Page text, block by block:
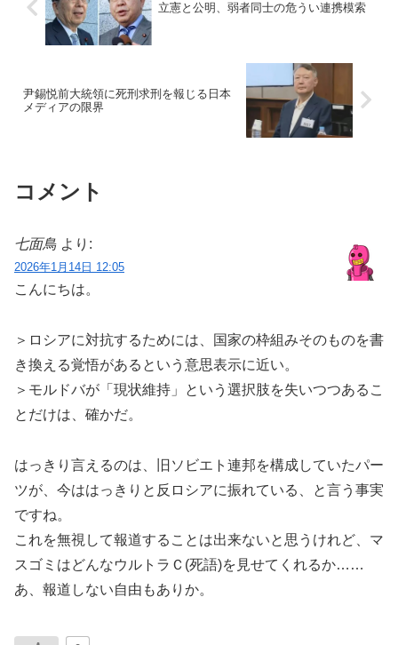
立憲と公明、弱者同士の危うい連携模索
尹錫悦前大統領に死刑求刑を報じる日本
メディアの限界
コメント
七面鳥 より:
2026年1月14日 12:05
こんにちは。
＞ロシアに対抗するためには、国家の枠組みそのものを書
き換える覚悟があるという意思表示に近い。
＞モルドバが「現状維持」という選択肢を失いつつあるこ
とだけは、確かだ。
はっきり言えるのは、旧ソビエト連邦を構成していたパー
ツが、今ははっきりと反ロシアに振れている、と言う事実
ですね。
これを無視して報道することは出来ないと思うけれど、マ
スゴミはどんなウルトラＣ(死語)を見せてくれるか……
あ、報道しない自由もありか。